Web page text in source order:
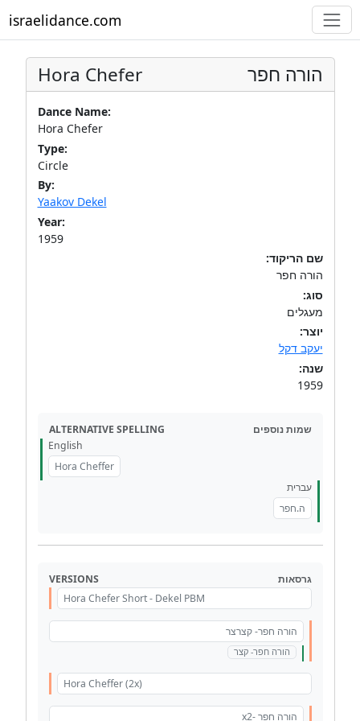
israelidance.com
Hora Chefer הורה חפר
Dance Name:
Hora Chefer
Type:
Circle
By:
Yaakov Dekel
Year:
1959
שם הריקוד:
הורה חפר
סוג:
מעגלים
יוצר:
יעקב דקל
שנה:
1959
ALTERNATIVE SPELLING
שמות נוספים
English
Hora Cheffer
עברית
ה.חפר
VERSIONS
גרסאות
Hora Chefer Short - Dekel PBM
הורה חפר- קצרצר
הורה חפר- קצר
Hora Cheffer (2x)
הורה חפר -x2